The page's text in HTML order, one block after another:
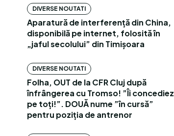
DIVERSE NOUTATI
Aparatură de interferență din China,
disponibilă pe internet, folosită în
„jaful secolului” din Timișoara
DIVERSE NOUTATI
Folha, OUT de la CFR Cluj după
înfrângerea cu Tromso! ”Îi concediez
pe toți!”. DOUĂ nume ”în cursă”
pentru poziția de antrenor